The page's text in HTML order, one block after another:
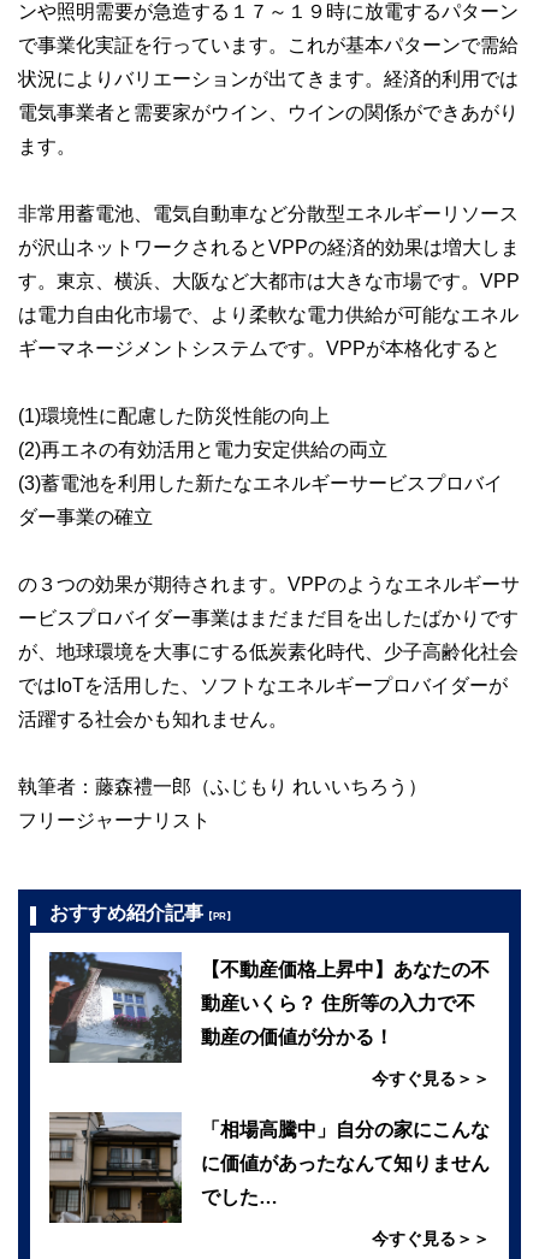
ンや照明需要が急造する１７～１９時に放電するパターン
で事業化実証を行っています。これが基本パターンで需給
状況によりバリエーションが出てきます。経済的利用では
電気事業者と需要家がウイン、ウインの関係ができあがり
ます。
非常用蓄電池、電気自動車など分散型エネルギーリソース
が沢山ネットワークされるとVPPの経済的効果は増大しま
す。東京、横浜、大阪など大都市は大きな市場です。VPP
は電力自由化市場で、より柔軟な電力供給が可能なエネル
ギーマネージメントシステムです。VPPが本格化すると
(1)環境性に配慮した防災性能の向上
(2)再エネの有効活用と電力安定供給の両立
(3)蓄電池を利用した新たなエネルギーサービスプロバイ
ダー事業の確立
の３つの効果が期待されます。VPPのようなエネルギーサ
ービスプロバイダー事業はまだまだ目を出したばかりです
が、地球環境を大事にする低炭素化時代、少子高齢化社会
ではIoTを活用した、ソフトなエネルギープロバイダーが
活躍する社会かも知れません。
執筆者：藤森禮一郎（ふじもり れいいちろう）
フリージャーナリスト
おすすめ紹介記事 【PR】
【不動産価格上昇中】あなたの不
動産いくら？ 住所等の入力で不
動産の価値が分かる！
今すぐ見る＞＞
「相場高騰中」自分の家にこんな
に価値があったなんて知りません
でした…
今すぐ見る＞＞